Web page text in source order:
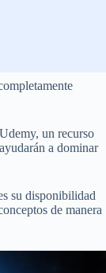
un recurso
a dominar
su disponibilidad
de manera